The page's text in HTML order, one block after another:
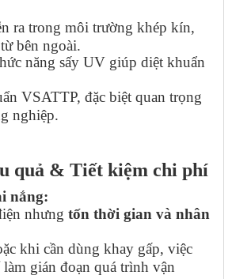
ra trong môi trường khép kín,
bên ngoài.
năng sấy UV giúp diệt khuẩn
VSATTP, đặc biệt quan trọng
nghiệp.
quả & Tiết kiệm chi phí
nắng:
nhưng tốn thời gian và nhân
khi cần dùng khay gấp, việc
gián đoạn quá trình vận